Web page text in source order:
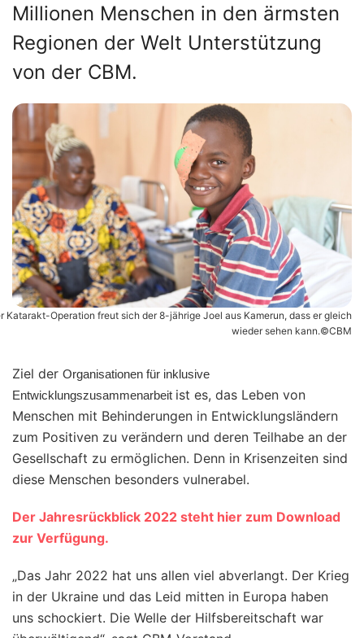
Millionen Menschen in den ärmsten
Regionen der Welt Unterstützung
von der CBM.
Katarakt-Operation freut sich der 8-jährige Joel aus Kamerun, dass er gleich
wieder sehen kann.©CBM
Ziel der Organisationen für inklusive
Entwicklungszusammenarbeit ist es, das Leben von
Menschen mit Behinderungen in Entwicklungsländern
zum Positiven zu verändern und deren Teilhabe an der
Gesellschaft zu ermöglichen. Denn in Krisenzeiten sind
diese Menschen besonders vulnerabel.
Der Jahresrückblick 2022 steht hier zum Download
zur Verfügung.
„Das Jahr 2022 hat uns allen viel abverlangt. Der Krieg
in der Ukraine und das Leid mitten in Europa haben
uns schockiert. Die Welle der Hilfsbereitschaft war